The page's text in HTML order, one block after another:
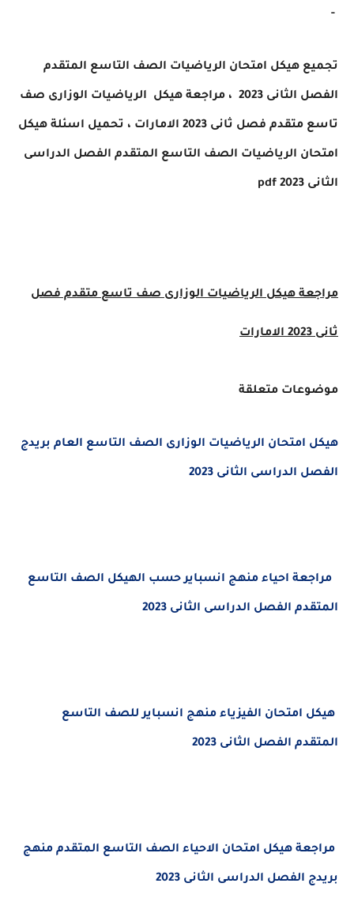
-
تجميع هيكل امتحان الرياضيات الصف التاسع المتقدم
الفصل الثانى 2023 ، مراجعة هيكل الرياضيات الوزارى صف
تاسع متقدم فصل ثانى 2023 الامارات ، تحميل اسئلة هيكل
امتحان الرياضيات الصف التاسع المتقدم الفصل الدراسى
الثانى 2023
مراجعة هيكلالرياضياتالوزارى صف تاسع متقدمفصل
ثانى 2023 الامارات
موضوعات متعلقة
هيكل امتحان الرياضيات الوزارى الصف التاسع العام بريدج
الفصل الدراسى الثانى 2023
مراجعة احياء منهج انسباير حسب الهيكل الصف التاسع
المتقدم الفصل الدراسى الثانى 2023
هيكل امتحان الفيزياء منهج انسباير للصف التاسع
المتقدم الفصل الثانى 2023
مراجعة هيكل امتحان الاحياء الصف التاسع المتقدم منهج
بريدج الفصل الدراسى الثانى 2023